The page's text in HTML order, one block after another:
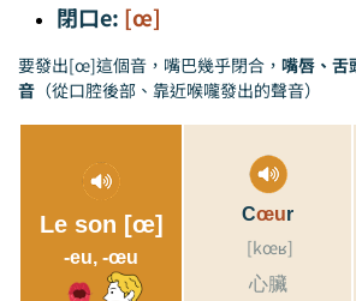
閉口e: [œ]
要發出[œ]這個音，嘴巴幾乎閉合， 嘴唇、舌
音 （從口腔後部、靠近喉嚨發出的聲音）
Le son [œ]
-eu, -œu
Cœur
[kœʁ]
心臟